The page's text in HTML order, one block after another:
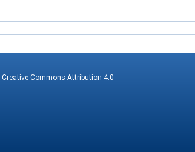
Creative Commons Attribution 4.0